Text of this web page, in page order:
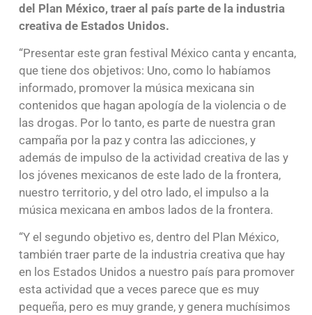
del Plan México, traer al país parte de la industria
creativa de Estados Unidos.
“Presentar este gran festival México canta y encanta,
que tiene dos objetivos: Uno, como lo habíamos
informado, promover la música mexicana sin
contenidos que hagan apología de la violencia o de
las drogas. Por lo tanto, es parte de nuestra gran
campaña por la paz y contra las adicciones, y
además de impulso de la actividad creativa de las y
los jóvenes mexicanos de este lado de la frontera,
nuestro territorio, y del otro lado, el impulso a la
música mexicana en ambos lados de la frontera.
“Y el segundo objetivo es, dentro del Plan México,
también traer parte de la industria creativa que hay
en los Estados Unidos a nuestro país para promover
esta actividad que a veces parece que es muy
pequeña, pero es muy grande, y genera muchísimos